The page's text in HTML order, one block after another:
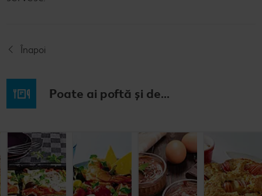
Înapoi
Poate ai poftă și de...
Budincă
italiană de
orez cu salată
de fructe
Clătite cu
legume și
mozzarella
Tocană
italienească
de pește
Cremă la
Cel mult 60 minute